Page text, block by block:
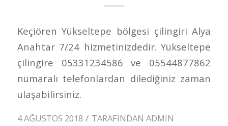
Keçiören Yükseltepe bölgesi çilingiri Alya
Anahtar 7/24 hizmetinizdedir. Yükseltepe
çilingire 05331234586 ve 05544877862
numaralı telefonlardan dilediğiniz zaman
ulaşabilirsiniz.
4 AĞUSTOS 2018 / TARAFINDAN ADMIN